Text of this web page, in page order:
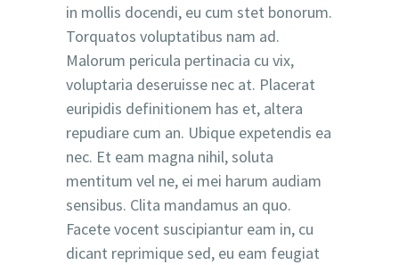
in mollis docendi, eu cum stet bonorum.
Torquatos voluptatibus nam ad.
Malorum pericula pertinacia cu vix,
voluptaria deseruisse nec at. Placerat
euripidis definitionem has et, altera
repudiare cum an. Ubique expetendis ea
nec. Et eam magna nihil, soluta
mentitum vel ne, ei mei harum audiam
sensibus. Clita mandamus an quo.
Facete vocent suscipiantur eam in, cu
dicant reprimique sed, eu eam feugiat